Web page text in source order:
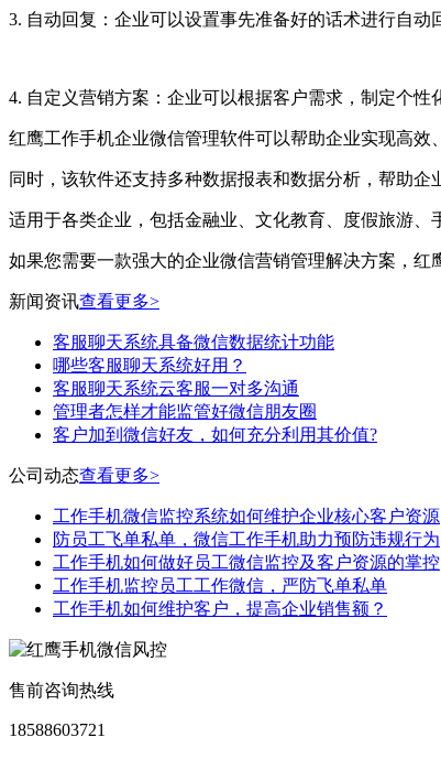
3. 自动回复：企业可以设置事先准备好的话术进行自动
4. 自定义营销方案：企业可以根据客户需求，制定个
红鹰工作手机企业微信管理软件可以帮助企业实现高效
同时，该软件还支持多种数据报表和数据分析，帮助企
适用于各类企业，包括金融业、文化教育、度假旅游、
如果您需要一款强大的企业微信营销管理解决方案，红
新闻资讯查看更多>
客服聊天系统具备微信数据统计功能
哪些客服聊天系统好用？
客服聊天系统云客服一对多沟通
管理者怎样才能监管好微信朋友圈
客户加到微信好友，如何充分利用其价值?
公司动态查看更多>
工作手机微信监控系统如何维护企业核心客户资源
防员工飞单私单，微信工作手机助力预防违规行为
工作手机如何做好员工微信监控及客户资源的掌控
工作手机监控员工工作微信，严防飞单私单
工作手机如何维护客户，提高企业销售额？
售前咨询热线
18588603721